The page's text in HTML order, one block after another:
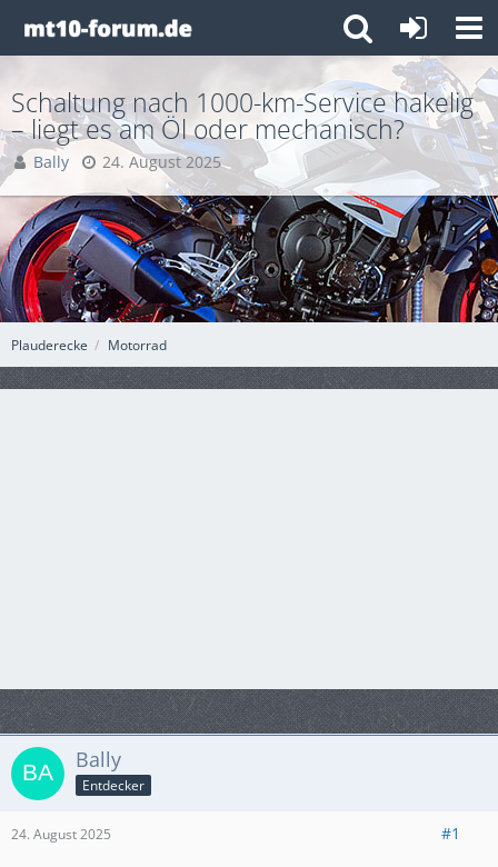
Plauderecke Motorrad
Schaltung nach 1000-km-Service hakelig
– liegt es am Öl oder mechanisch?
Bally 24. August 2025
Bally
Entdecker
24. August 2025 #1